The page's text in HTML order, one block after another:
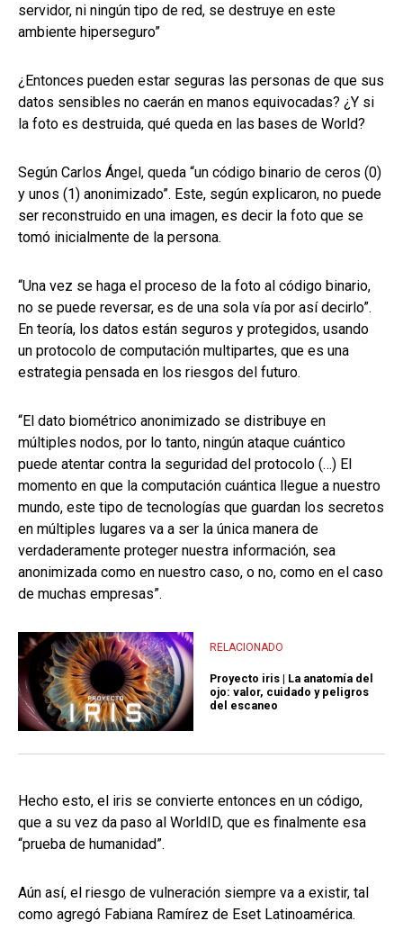
servidor, ni ningún tipo de red, se destruye en este
ambiente hiperseguro”
¿Entonces pueden estar seguras las personas de que sus
datos sensibles no caerán en manos equivocadas? ¿Y si
la foto es destruida, qué queda en las bases de World?
Según Carlos Ángel, queda “un código binario de ceros (0)
y unos (1) anonimizado”. Este, según explicaron, no puede
ser reconstruido en una imagen, es decir la foto que se
tomó inicialmente de la persona.
“Una vez se haga el proceso de la foto al código binario,
no se puede reversar, es de una sola vía por así decirlo”.
En teoría, los datos están seguros y protegidos, usando
un protocolo de computación multipartes, que es una
estrategia pensada en los riesgos del futuro.
“El dato biométrico anonimizado se distribuye en
múltiples nodos, por lo tanto, ningún ataque cuántico
puede atentar contra la seguridad del protocolo (…) El
momento en que la computación cuántica llegue a nuestro
mundo, este tipo de tecnologías que guardan los secretos
en múltiples lugares va a ser la única manera de
verdaderamente proteger nuestra información, sea
anonimizada como en nuestro caso, o no, como en el caso
de muchas empresas”.
RELACIONADO
Proyecto iris | La anatomía del
ojo: valor, cuidado y peligros
del escaneo
Hecho esto, el iris se convierte entonces en un código,
que a su vez da paso al WorldID, que es finalmente esa
“prueba de humanidad”.
Aún así, el riesgo de vulneración siempre va a existir, tal
como agregó Fabiana Ramírez de Eset Latinoamérica.